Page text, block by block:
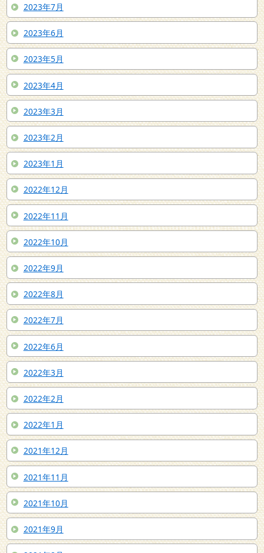
2023年7月
2023年6月
2023年5月
2023年4月
2023年3月
2023年2月
2023年1月
2022年12月
2022年11月
2022年10月
2022年9月
2022年8月
2022年7月
2022年6月
2022年3月
2022年2月
2022年1月
2021年12月
2021年11月
2021年10月
2021年9月